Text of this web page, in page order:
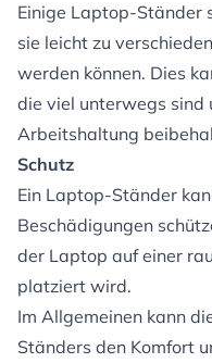
Einige Laptop-Ständer
sie leicht zu
werden können. Dies
die viel unterwegs sind
Arbeitshaltung
Schutz
Ein Laptop-Ständer
Beschädigungen
der Laptop auf einer
platziert wird.
Im Allgemeinen kann
Ständers den Komfort